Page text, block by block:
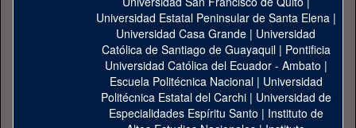
Universidad Estatal Peninsular de Santa Elena|
Universidad Casa Grande | Universidad
Católica de Santiago de Guayaquil| Pontificia
Universidad Católica del Ecuador - Ambato |
Escuela Politécnica Nacional| Universidad
Politécnica Estatal del Carchi| Universidad de
Especialidades Espíritu Santo | Instituto de